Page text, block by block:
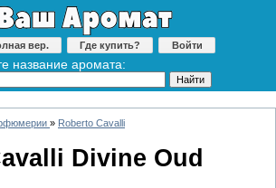
вер. Где купить? Войти
название аромата:
» Roberto Cavalli
Divine Oud